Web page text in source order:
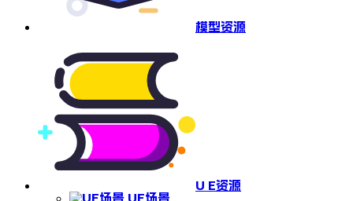
模型资源
U E资源
UE场景